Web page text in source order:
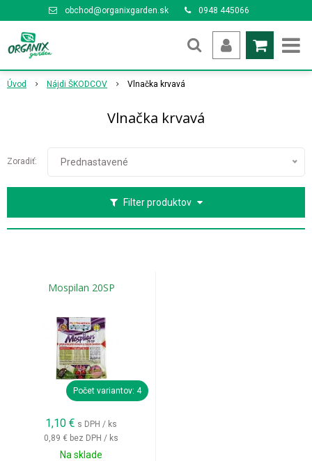
obchod@organixgarden.sk 0948 445066
Úvod Nájdi ŠKODCOV Vlnačka krvavá
Vlnačka krvavá
Filter produktov
Zoradiť: Prednastavené
Mospilan 20SP
Počet variantov: 4
1,10 € s DPH / ks
0,89 € bez DPH / ks
Na sklade